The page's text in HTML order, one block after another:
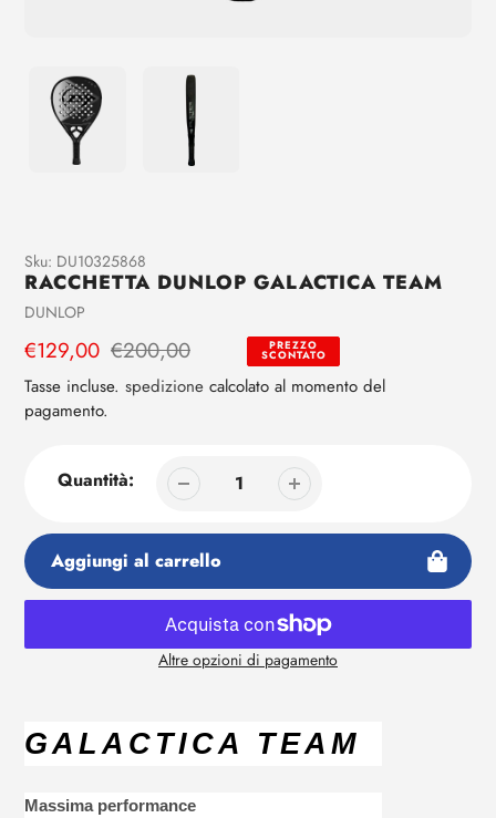
Aggiunta
di
prodotto
tuo
carrello
Sku: DU10325868
RACCHETTA DUNLOP GALACTICA TEAM
Venditrice
DUNLOP
Prezzo
di
vendita
€129,00
Prezzo
regolare
€200,00 PREZZO
SCONTATO
Tasse incluse. spedizione calcolato al momento del
pagamento.
Quantità:
Aggiungi al carrello
Altre opzioni di pagamento
prodotto
al
carrello
GALACTICA TEAM
Massima performance